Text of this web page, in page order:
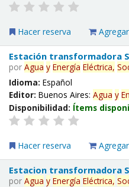
Hacer reserva
Estación transformadora
porAgua y Energía Eléctrica,
Idioma:Español
Editor:Buenos Aires:Agua y
Disponibilidad: Ítems
Hacer reserva
Estacion transformadora
porAgua y Energía Eléctrica,